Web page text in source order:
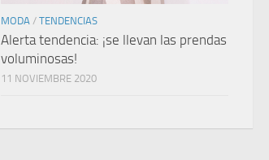
MODA / TENDENCIAS
Alerta tendencia: ¡se llevan las prendas
voluminosas!
11 NOVIEMBRE 2020